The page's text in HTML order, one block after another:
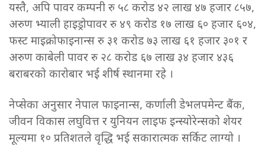
यस्तै, अपि पावर कम्पनी रु ५८ करोड ४२ लाख ४७ हजार ८५७,
अरुण भ्याली हाइड्रोपावर रु ४९ करोड १७ लाख ६० हजार ६०४,
फस्ट माइक्रोफाइनान्स रु ३१ करोड ७३ लाख ६१ हजार ३०१ र
अरुण काबेली पावर रु २८ करोड ६७ लाख ३४ हजार ४३६
बराबरको कारोबार भई शीर्ष स्थानमा रहे ।
नेप्सेका अनुसार नेपाल फाइनान्स, कर्णाली डेभलपमेन्ट बैंक,
जीवन विकास लघुवित्त र युनियन लाइफ इन्स्योरेन्सको शेयर
मूल्यमा १० प्रतिशतले वृद्धि भई सकारात्मक सर्किट लाग्यो ।